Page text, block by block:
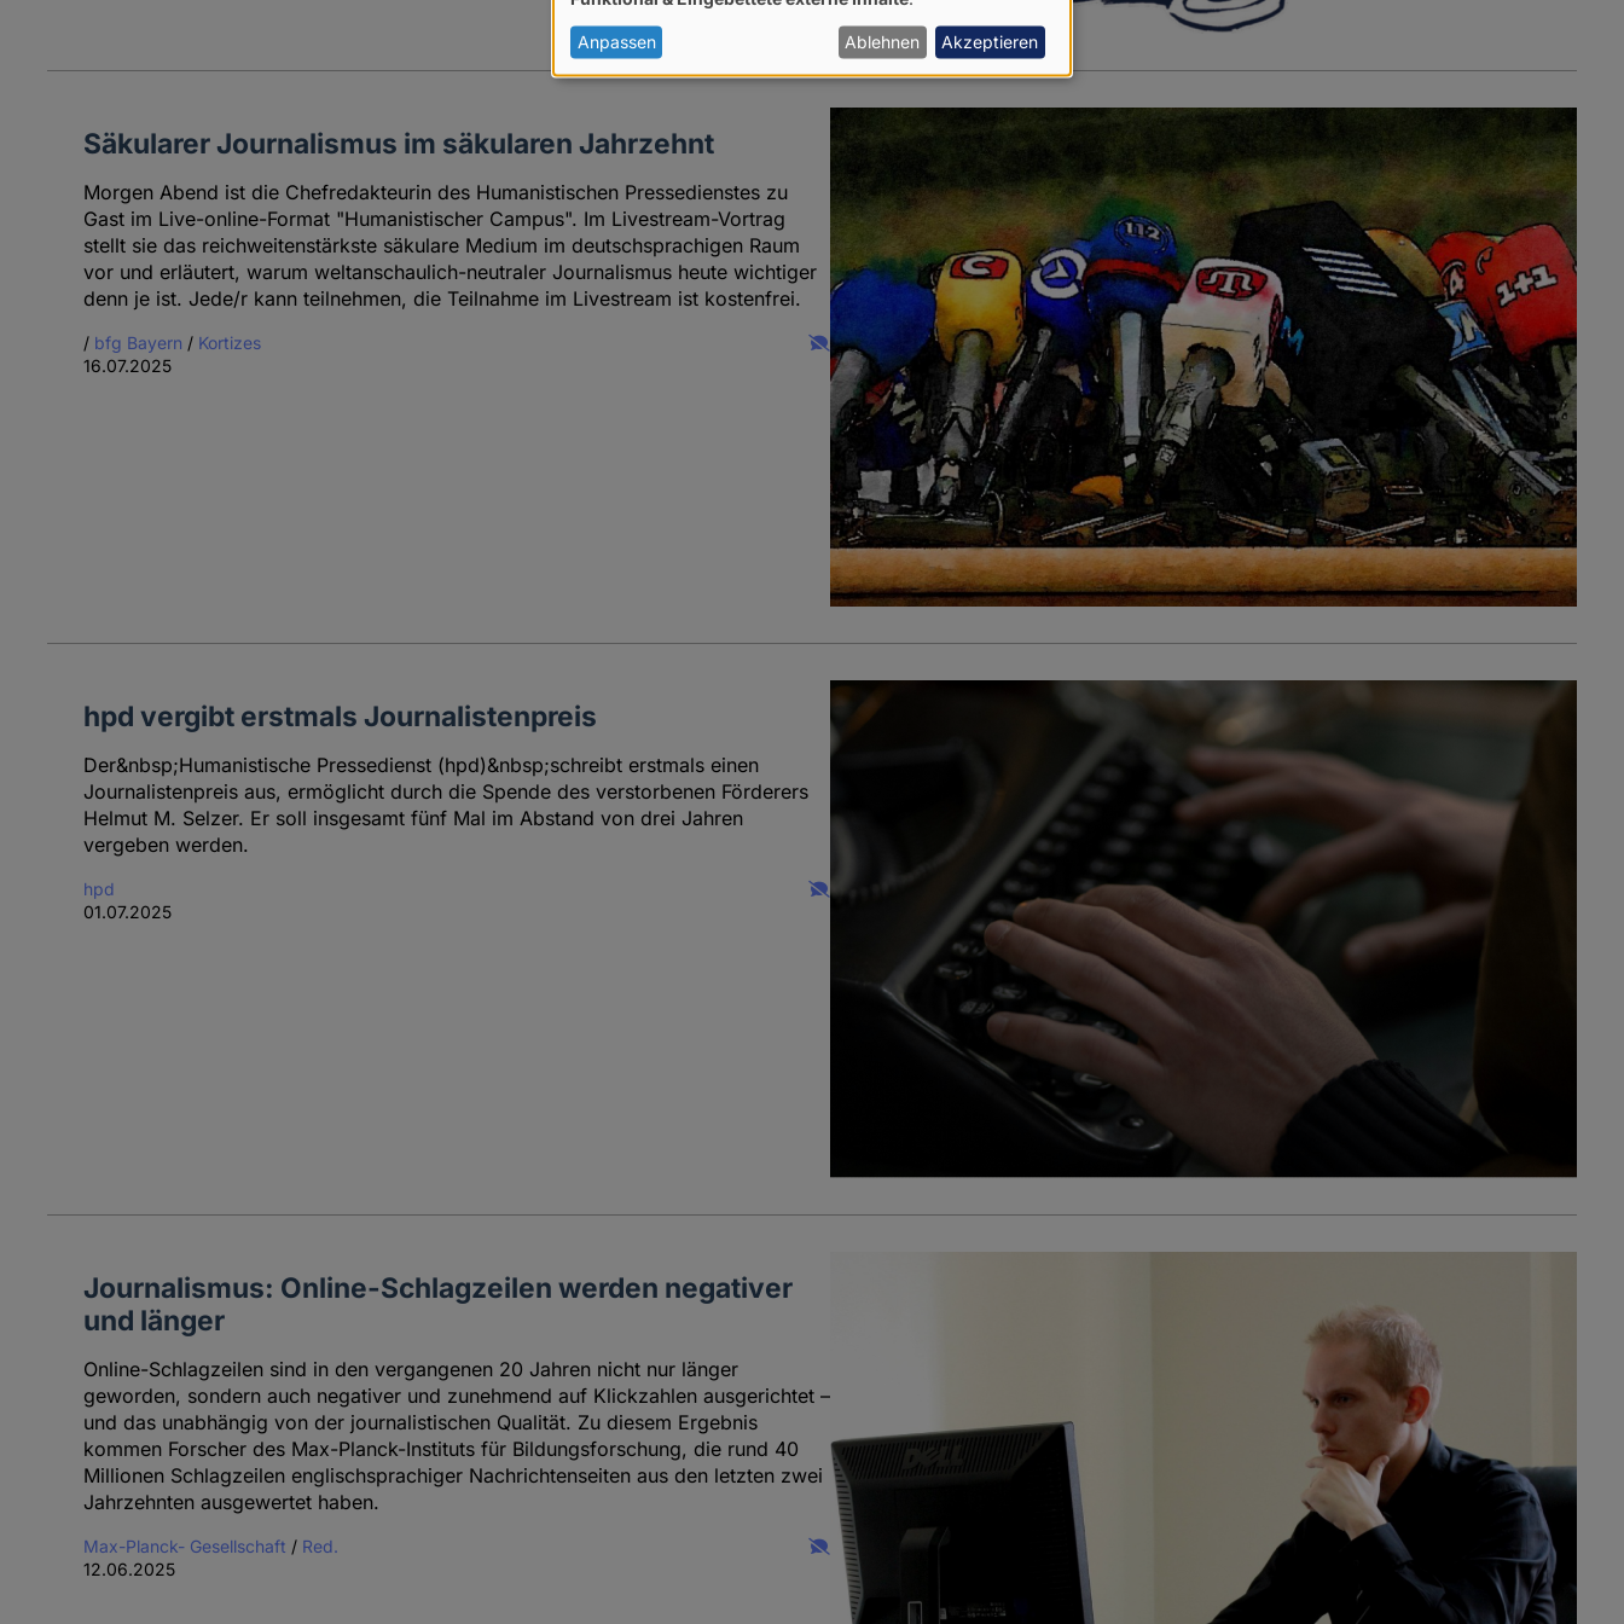
Säkularer Journalismus im säkularen Jahrzehnt
Morgen Abend ist die Chefredakteurin des Humanistischen Pressedienstes zu
Gast im Live-online-Format "Humanistischer Campus". Im Livestream-Vortrag
stellt sie das reichweitenstärkste säkulare Medium im deutschsprachigen Raum
vor und erläutert, warum weltanschaulich-neutraler Journalismus heute wichtiger
denn je ist. Jede/r kann teilnehmen, die Teilnahme im Livestream ist kostenfrei.
/ bfg Bayern / Kortizes
16.07.2025
hpd vergibt erstmals Journalistenpreis
Der&nbsp;Humanistische Pressedienst (hpd)&nbsp;schreibt erstmals einen
Journalistenpreis aus, ermöglicht durch die Spende des verstorbenen Förderers
Helmut M. Selzer. Er soll insgesamt fünf Mal im Abstand von drei Jahren
vergeben werden.
hpd
01.07.2025
Journalismus: Online-Schlagzeilen werden negativer
und länger
Online-Schlagzeilen sind in den vergangenen 20 Jahren nicht nur länger
geworden, sondern auch negativer und zunehmend auf Klickzahlen ausgerichtet –
und das unabhängig von der journalistischen Qualität. Zu diesem Ergebnis
kommen Forscher des Max-Planck-Instituts für Bildungsforschung, die rund 40
Millionen Schlagzeilen englischsprachiger Nachrichtenseiten aus den letzten zwei
Jahrzehnten ausgewertet haben.
Max-Planck- Gesellschaft / Red.
12.06.2025
von
personenbezogenen
Daten
Cookies
Anpassen Ablehnen Akzeptieren